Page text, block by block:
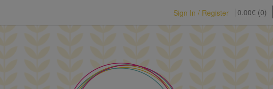
Sign In / Register 0.00€ (0)